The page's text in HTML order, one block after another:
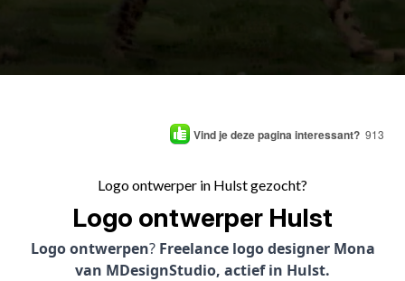
Vind je deze pagina interessant? 913
Logo ontwerper in Hulst gezocht?
Logo ontwerper Hulst
Logo ontwerpen? Freelance logo designer Mona
van MDesignStudio, actief in Hulst.